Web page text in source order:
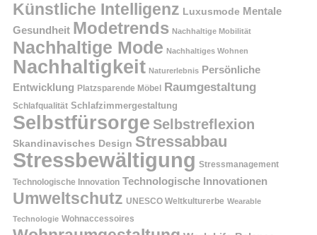
Künstliche Intelligenz Luxusmode Mentale
Gesundheit Modetrends Nachhaltige Mobilität
Nachhaltige Mode Nachhaltiges Wohnen
Nachhaltigkeit Naturerlebnis Persönliche
Entwicklung Platzsparende Möbel Raumgestaltung
Schlafqualität Schlafzimmergestaltung
Selbstfürsorge Selbstreflexion
Skandinavisches Design Stressabbau
Stressbewältigung Stressmanagement
Technologische Innovation Technologische Innovationen
Umweltschutz UNESCO Weltkulturerbe Wearable
Technologie Wohnaccessoires